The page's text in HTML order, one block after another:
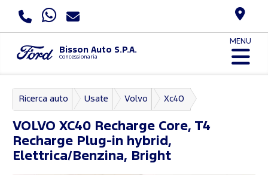
Bisson Auto S.P.A.
Concessionaria
MENU
Ricerca auto Usate Volvo Xc40
VOLVO XC40 Recharge Core, T4
Recharge Plug-in hybrid,
Elettrica/Benzina, Bright